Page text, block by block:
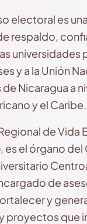
electoral es
respaldo,
universidades
y a la Unión
Nicaragua a
y el Caribe.
de Vida
es el órgano
de
y
proyectos que